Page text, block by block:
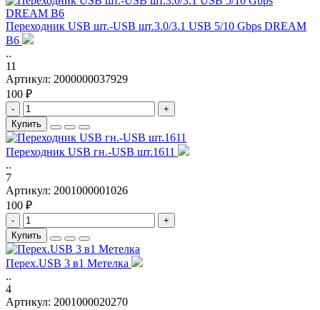
Переходник USB шт.-USB шт.3.0/3.1 USB 5/10 Gbps DREAM
B6
..
11
Артикул: 2000000037929
100 ₽
-
+
Купить
Переходник USB гн.-USB шт.1611
..
7
Артикул: 2001000001026
100 ₽
-
+
Купить
Перех.USB 3 в1 Метелка
..
4
Артикул: 2001000020270